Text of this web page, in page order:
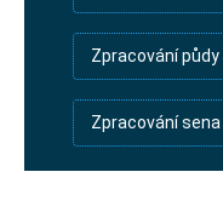
Zpracování půdy
Zpracování sena